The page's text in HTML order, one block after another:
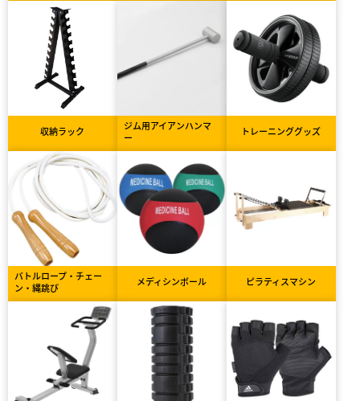
収納ラック
ジム用アイアンハンマ
ー
トレーニンググッズ
バトルロープ・チェー
ン・縄跳び
メディシンボール ピラティスマシン